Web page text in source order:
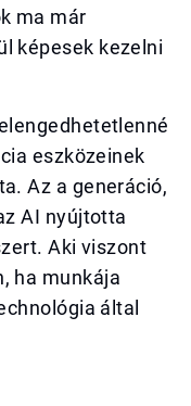
ma már
képesek kezelni
eszközeinek
Az a generáció,
AI nyújtotta
Aki viszont
ha munkája
által